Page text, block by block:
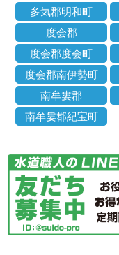
多気郡明和町
度会郡
度会郡度会町
度会郡南伊勢町
南牟婁郡
南牟婁郡紀宝町